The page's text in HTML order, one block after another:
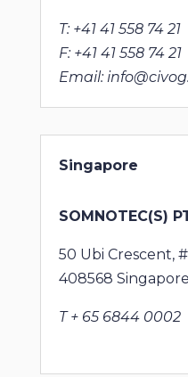
T: +41 41 558 74 21
F: +41 41 558 74 21
Email:
Singapore
SOMNOTEC(S)
50 Ubi Crescent,
408568 Singapore
T + 65 6844 0002